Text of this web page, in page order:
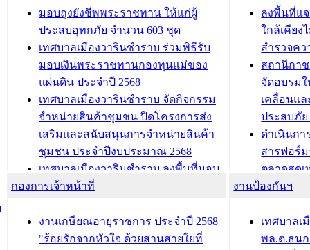
บทความ อื่นๆ ...
เทศบาลเมืองวารินชำราบ ร่วมการ
ประชุมวิชาการระดับนานาชาติและ
นิทรรศการด้านนวัตกรรมท้องถิ่น 2568
และรับรางวัลทีมนักวิจัยดีเด่นจาก
นวัตกรรมโครงการทะเบียนภาษีป้าย
ประชุมผู้เช่าอาคารพาณิชย์ บริเวณ
ถนนเกษมสุขและถนนประทุมเทพภักดี
บทความ อื่นๆ ...
เทศบาล
รับฟังคว
ผังเมือง
วารินชำ
เทศบาล
ซักซ้อมแ
ประโยช
บทความ อื่นๆ ...
มอบถุงยังชีพพระราชทาน ให้แก่ผู้
ประสบอุทกภัย จำนวน 603 ชุด
เทศบาลเมืองวารินชำราบ ร่วมพิธีรับ
มอบเงินพระราชทานกองทุนแม่ของ
แผ่นดิน ประจำปี 2568
เทศบาลเมืองวารินชำราบ จัดกิจกรรม
จำหน่ายสินค้าชุมชน ปิดโครงการส่ง
เสริมและสนับสนุนการจำหน่ายสินค้า
ชุมชน ประจำปีงบประมาณ 2568
เทศบาลเมืองวารินชำราบ ลงพื้นที่มอบ
น้ำดื่มแก่ผู้พักอาศัย ณ ศูนย์พักพิง
กองสวัสดิการสังคม เทศบาลเมือง
วารินชำราบ จัดโครงการอบรมอาชีพ
ลงพื้นที่แ
ใกล้เคียง
สำรวจค
สถานีกา
จัดอบรม
เคลื่อนแ
ประสบภั
ดำเนินกา
สารฟอร์
ตลาดสดเ
วารินชำร
ถนนแก่เ
เด็กเล็ก
กองการเจ้าหน้าที่
งานเกษียณอายุราชการ ประจำปี 2568
"ร้อยรักจากหัวใจ ด้วยสานสายใยที่
งานป้องกันฯ
เทศบาลเ
พล.ต.ธน